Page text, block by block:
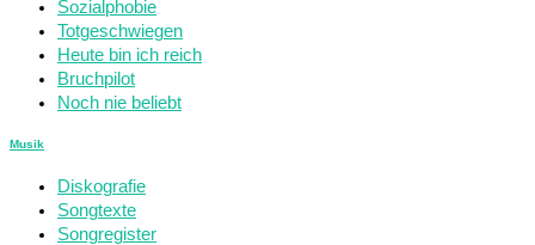
Sozialphobie
Totgeschwiegen
Heute bin ich reich
Bruchpilot
Noch nie beliebt
Musik
Diskografie
Songtexte
Songregister